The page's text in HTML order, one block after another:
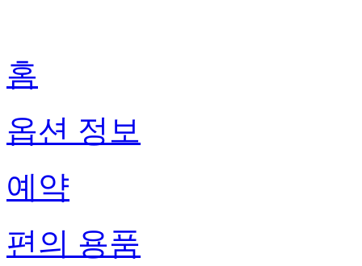
홈
옵션 정보
예약
편의 용품